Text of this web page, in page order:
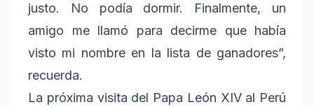
justo. No podía dormir. Finalmente, un
amigo me llamó para decirme que había
visto mi nombre en la lista de ganadores”,
recuerda.
La próxima visita del Papa León XIV al Perú